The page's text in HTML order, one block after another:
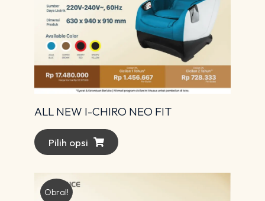
ALL NEW I-CHIRO NEO FIT
Pilih opsi
Obral!